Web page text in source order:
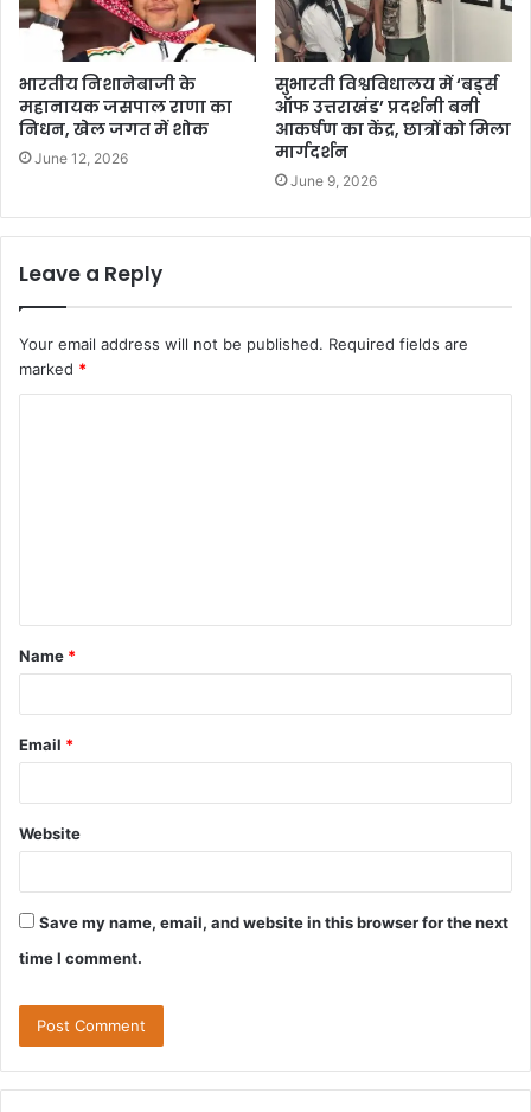
भारतीय निशानेबाजी के
महानायक जसपाल राणा का
निधन, खेल जगत में शोक
June 12, 2026
सुभारती विश्वविधालय में ‘बर्ड्स
ऑफ उत्तराखंड’ प्रदर्शनी बनी
आकर्षण का केंद्र, छात्रों को मिला
मार्गदर्शन
June 9, 2026
Leave a Reply
Your email address will not be published. Required fields are
marked *
t
*
Name *
Email *
Website
Save my name, email, and website in this browser for the next
time I comment.